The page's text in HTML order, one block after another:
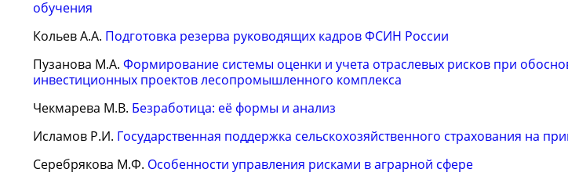
обучения
Кольев А.А. Подготовка резерва руководящих кадров ФСИН России
Пузанова М.А. Формирование системы оценки и учета отраслевых рисков при
инвестиционных проектов лесопромышленного комплекса
Чекмарева М.В. Безработица: её формы и анализ
Исламов Р.И. Государственная поддержка сельскохозяйственного страхования на
Серебрякова М.Ф. Особенности управления рисками в аграрной сфере